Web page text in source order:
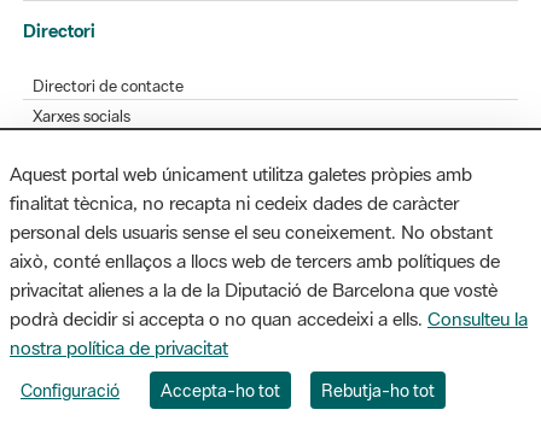
Directori
Directori de contacte
Xarxes socials
Bústia de suggeriments
Opineu sobre els parcs
MAPA WEB AVÍS LEGAL ACCESSIBILITAT
Diputació de Barcelona. Edifici Llacuna, 1a planta. Badajoz, 49. 08005
Barcelona. Tel. 934 022 428 / xarxaparcs@diba.cat
Aquest portal web únicament utilitza galetes pròpies amb
finalitat tècnica, no recapta ni cedeix dades de caràcter
personal dels usuaris sense el seu coneixement. No obstant
això, conté enllaços a llocs web de tercers amb polítiques de
privacitat alienes a la de la Diputació de Barcelona que vostè
podrà decidir si accepta o no quan accedeixi a ells. Consulteu la
nostra política de privacitat
Configuració Accepta-ho tot Rebutja-ho tot